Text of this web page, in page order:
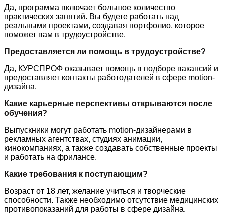
Да, программа включает большое количество
практических занятий. Вы будете работать над
реальными проектами, создавая портфолио, которое
поможет вам в трудоустройстве.
Предоставляется ли помощь в трудоустройстве?
Да, КУРСПРОФ оказывает помощь в подборе вакансий и
предоставляет контакты работодателей в сфере motion-
дизайна.
Какие карьерные перспективы открываются после
обучения?
Выпускники могут работать motion-дизайнерами в
рекламных агентствах, студиях анимации,
кинокомпаниях, а также создавать собственные проекты
и работать на фрилансе.
Какие требования к поступающим?
Возраст от 18 лет, желание учиться и творческие
способности. Также необходимо отсутствие медицинских
противопоказаний для работы в сфере дизайна.